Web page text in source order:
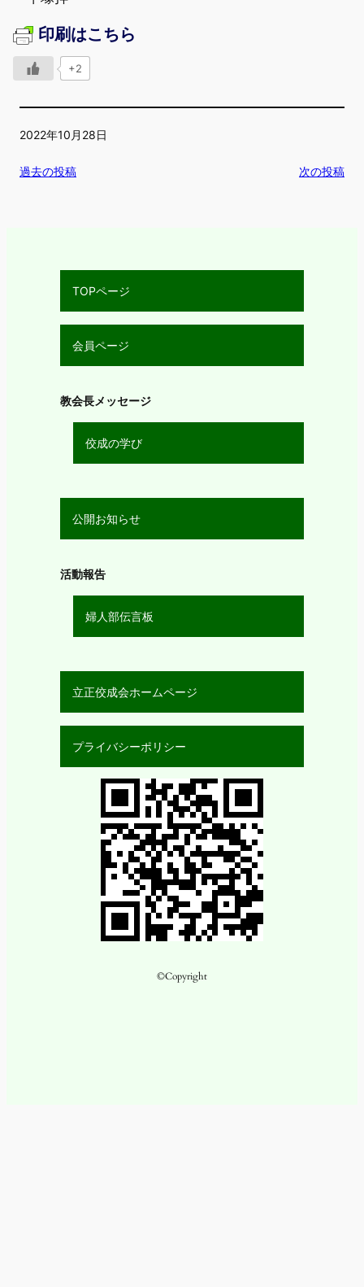
印刷はこちら
+2
2022年10月28日
過去の投稿 次の投稿
TOPページ
会員ページ
教会長メッセージ
佼成の学び
公開お知らせ
活動報告
婦人部伝言板
立正佼成会ホームページ
プライバシーポリシー
©Copyright